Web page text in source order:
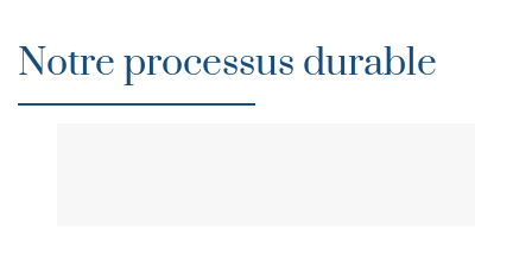
Notre processus durable